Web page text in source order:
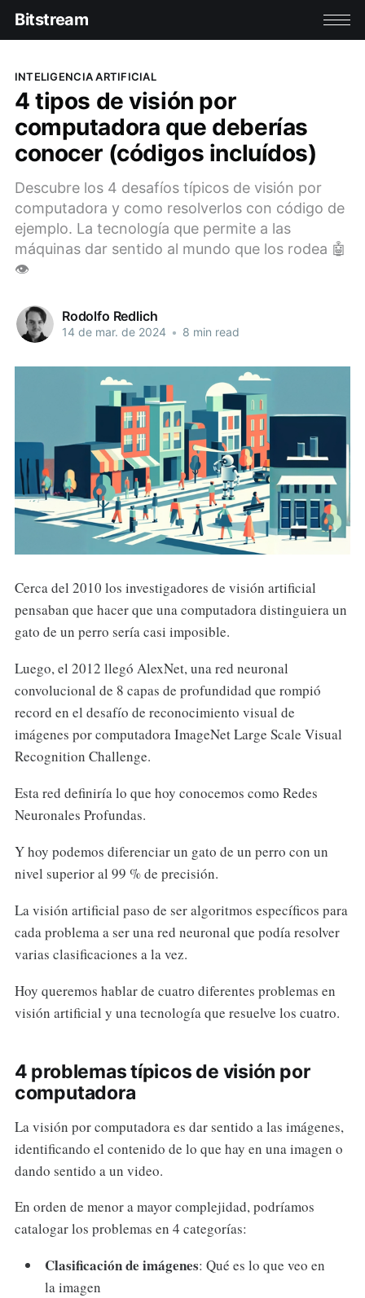
Bitstream
INTELIGENCIA ARTIFICIAL
4 tipos de visión por
computadora que deberías
conocer (códigos incluídos)
Descubre los 4 desafíos típicos de visión por
computadora y como resolverlos con código de
ejemplo. La tecnología que permite a las
máquinas dar sentido al mundo que los rodea 🤖
👁️
Rodolfo Redlich
14 de mar. de 2024 • 8 min read
Cerca del 2010 los investigadores de visión artificial
pensaban que hacer que una computadora distinguiera un
gato de un perro sería casi imposible.
Luego, el 2012 llegó AlexNet, una red neuronal
convolucional de 8 capas de profundidad que rompió
record en el desafío de reconocimiento visual de
imágenes por computadora ImageNet Large Scale Visual
Recognition Challenge.
Esta red definiría lo que hoy conocemos como Redes
Neuronales Profundas.
Y hoy podemos diferenciar un gato de un perro con un
nivel superior al 99 % de precisión.
La visión artificial paso de ser algoritmos específicos para
cada problema a ser una red neuronal que podía resolver
varias clasificaciones a la vez.
Hoy queremos hablar de cuatro diferentes problemas en
visión artificial y una tecnología que resuelve los cuatro.
4 problemas típicos de visión por
computadora
La visión por computadora es dar sentido a las imágenes,
identificando el contenido de lo que hay en una imagen o
dando sentido a un video.
En orden de menor a mayor complejidad, podríamos
catalogar los problemas en 4 categorías:
Clasificación de imágenes: Qué es lo que veo en
la imagen